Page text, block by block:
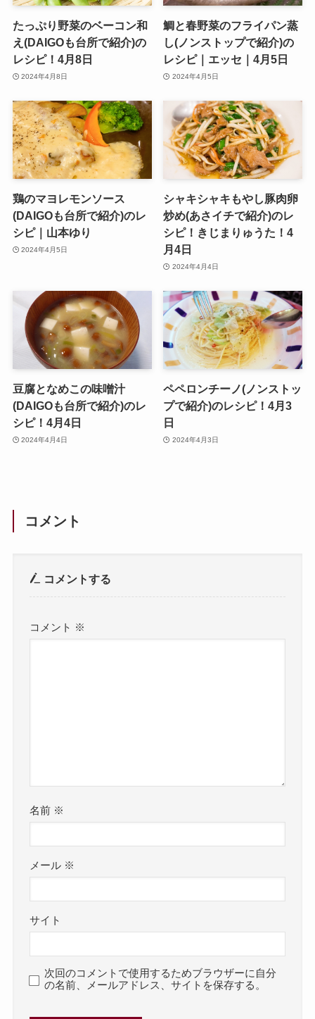
たっぷり野菜のベーコン和
え(DAIGOも台所で紹介)の
レシピ！4月8日
2024年4月8日
鯛と春野菜のフライパン蒸
し(ノンストップで紹介)の
レシピ｜エッセ｜4月5日
2024年4月5日
鶏のマヨレモンソース
(DAIGOも台所で紹介)のレ
シピ｜山本ゆり
2024年4月5日
シャキシャキもやし豚肉卵
炒め(あさイチで紹介)のレ
シピ！きじまりゅうた！4
月4日
2024年4月4日
豆腐となめこの味噌汁
(DAIGOも台所で紹介)のレ
シピ！4月4日
2024年4月4日
ペペロンチーノ(ノンストッ
プで紹介)のレシピ！4月3
日
2024年4月3日
コメント
コメントする
コメント ※
名前 ※
メール ※
サイト
次回のコメントで使用するためブラウザーに自分
の名前、メールアドレス、サイトを保存する。